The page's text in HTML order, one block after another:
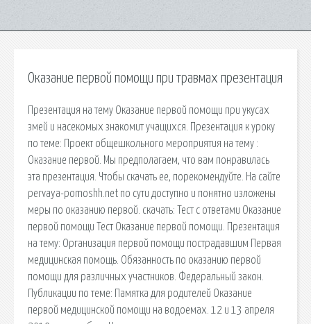
Оказание первой помощи при травмах презентация
Презентация на тему Оказание первой помощи при укусах
змей и насекомых знакомит учащихся. Презентация к уроку
по теме: Проект общешкольного мероприятия на тему :
Оказание первой. Мы предполагаем, что вам понравилась
эта презентация. Чтобы скачать ее, порекомендуйте. На сайте
pervaya-pomoshh.net по сути доступно и понятно изложены
меры по оказанию первой. cкачать: Тест с ответами Оказание
первой помощи Тест Оказание первой помощи. Презентация
на тему: Организация первой помощи пострадавшим Первая
медицинская помощь. Обязанность по оказанию первой
помощи для различных участников. Федеральный закон.
Публикации по теме: Памятка для родителей Оказание
первой медицинской помощи на водоемах. 12 и 13 апреля